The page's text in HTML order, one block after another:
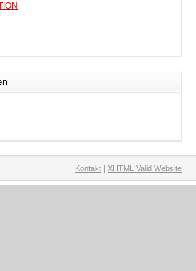
Kontakt | XHTML Valid Website